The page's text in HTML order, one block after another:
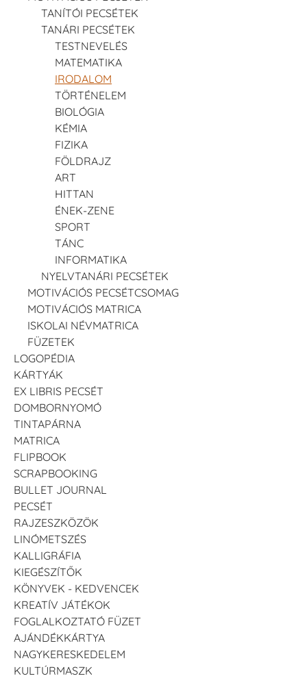
TANÍTÓI PECSÉTEK
TANÁRI PECSÉTEK
TESTNEVELÉS
MATEMATIKA
IRODALOM
TÖRTÉNELEM
BIOLÓGIA
KÉMIA
FIZIKA
FÖLDRAJZ
ART
HITTAN
ÉNEK-ZENE
SPORT
TÁNC
INFORMATIKA
NYELVTANÁRI PECSÉTEK
MOTIVÁCIÓS PECSÉTCSOMAG
MOTIVÁCIÓS MATRICA
ISKOLAI NÉVMATRICA
FÜZETEK
LOGOPÉDIA
KÁRTYÁK
EX LIBRIS PECSÉT
DOMBORNYOMÓ
TINTAPÁRNA
MATRICA
FLIPBOOK
SCRAPBOOKING
BULLET JOURNAL
PECSÉT
RAJZESZKÖZÖK
LINÓMETSZÉS
KALLIGRÁFIA
KIEGÉSZÍTŐK
KÖNYVEK - KEDVENCEK
KREATÍV JÁTÉKOK
FOGLALKOZTATÓ FÜZET
AJÁNDÉKKÁRTYA
NAGYKERESKEDELEM
KULTÚRMASZK